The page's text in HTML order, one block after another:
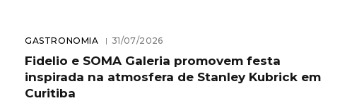
GASTRONOMIA 31/07/2026
Fidelio e SOMA Galeria promovem festa
inspirada na atmosfera de Stanley Kubrick em
Curitiba